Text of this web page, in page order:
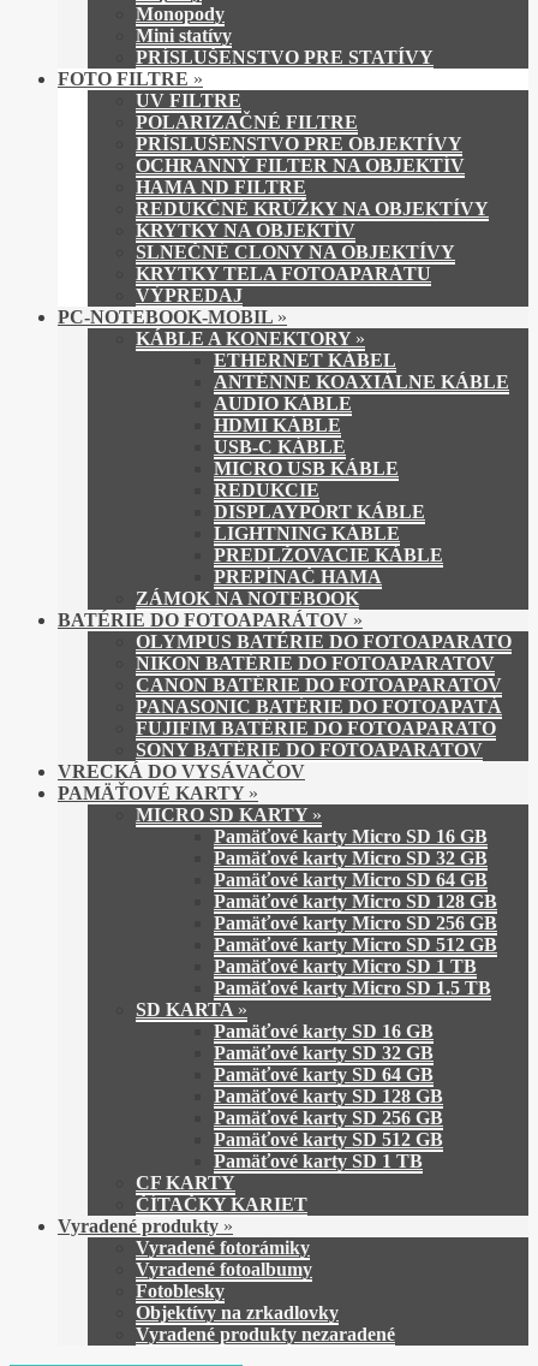
Monopody
Mini statívy
PRÍSLUŠENSTVO PRE STATÍVY
FOTO FILTRE »
UV FILTRE
POLARIZAČNÉ FILTRE
PRÍSLUŠENSTVO PRE OBJEKTÍVY
OCHRANNÝ FILTER NA OBJEKTÍV
HAMA ND FILTRE
REDUKČNÉ KRÚŽKY NA OBJEKTÍVY
KRYTKY NA OBJEKTÍV
SLNEČNÉ CLONY NA OBJEKTÍVY
KRYTKY TELA FOTOAPARÁTU
VÝPREDAJ
PC-NOTEBOOK-MOBIL »
KÁBLE A KONEKTORY »
ETHERNET KÁBEL
ANTÉNNE KOAXIÁLNE KÁBLE
AUDIO KÁBLE
HDMI KÁBLE
USB-C KÁBLE
MICRO USB KÁBLE
REDUKCIE
DISPLAYPORT KÁBLE
LIGHTNING KÁBLE
PREDLŽOVACIE KÁBLE
PREPÍNAČ HAMA
ZÁMOK NA NOTEBOOK
BATÉRIE DO FOTOAPARÁTOV »
OLYMPUS BATÉRIE DO FOTOAPARATO
NIKON BATÉRIE DO FOTOAPARATOV
CANON BATÉRIE DO FOTOAPARATOV
PANASONIC BATÉRIE DO FOTOAPATÁ
FUJIFIM BATÉRIE DO FOTOAPARATO
SONY BATÉRIE DO FOTOAPARATOV
VRECKÁ DO VYSÁVAČOV
PAMÄŤOVÉ KARTY »
MICRO SD KARTY »
Pamäťové karty Micro SD 16 GB
Pamäťové karty Micro SD 32 GB
Pamäťové karty Micro SD 64 GB
Pamäťové karty Micro SD 128 GB
Pamäťové karty Micro SD 256 GB
Pamäťové karty Micro SD 512 GB
Pamäťové karty Micro SD 1 TB
Pamäťové karty Micro SD 1.5 TB
SD KARTA »
Pamäťové karty SD 16 GB
Pamäťové karty SD 32 GB
Pamäťové karty SD 64 GB
Pamäťové karty SD 128 GB
Pamäťové karty SD 256 GB
Pamäťové karty SD 512 GB
Pamäťové karty SD 1 TB
CF KARTY
ČÍTAČKY KARIET
Vyradené produkty »
Vyradené fotorámiky
Vyradené fotoalbumy
Fotoblesky
Objektívy na zrkadlovky
Vyradené produkty nezaradené